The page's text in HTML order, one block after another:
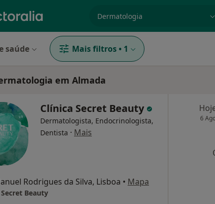
saúde Mais filtros • 1
em Almada
Clínica Secret Beauty
Dermatologista, Endocrinologista,
Dentista · Mais
Rodrigues da Silva, Lisboa • Mapa
Beauty
6